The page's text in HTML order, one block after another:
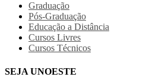
Graduação
Pós-Graduação
Educação a Distância
Cursos Livres
Cursos Técnicos
SEJA UNOESTE